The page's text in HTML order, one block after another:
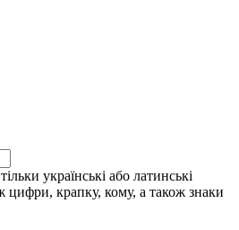
українські або латинські
цифри, крапку, кому, а також знаки